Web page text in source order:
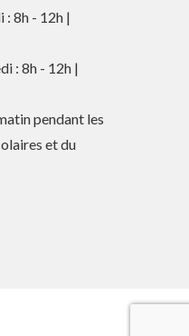
: 8h - 12h |
: 8h - 12h |
pendant les
et du